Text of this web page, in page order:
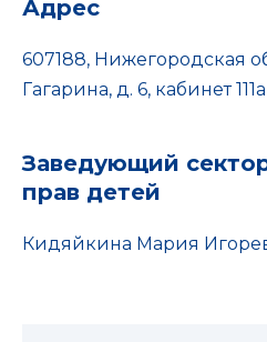
Адрес
607188, Нижегородская
Гагарина, д. 6, кабинет 111а
Заведующий
прав детей
Кидяйкина Мария